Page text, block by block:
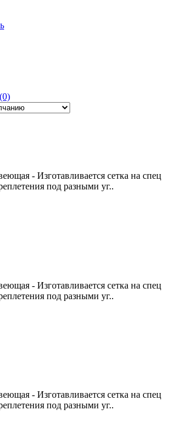
- Изготавливается сетка на спец
под разными уг..
- Изготавливается сетка на спец
под разными уг..
- Изготавливается сетка на спец
под разными уг..